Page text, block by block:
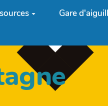
Gare